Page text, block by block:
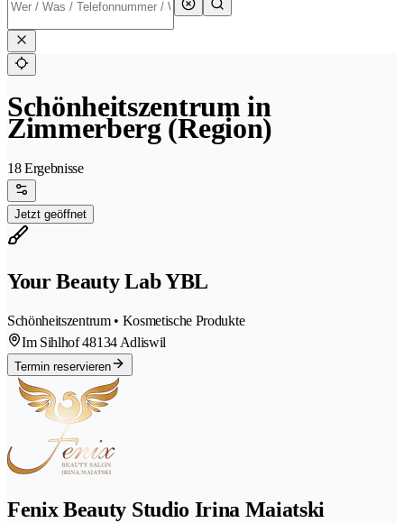
Schönheitszentrum in
Zimmerberg (Region)
18 Ergebnisse
Jetzt geöffnet
Your Beauty Lab YBL
Schönheitszentrum • Kosmetische Produkte
Im Sihlhof 48134 Adliswil
Termin reservieren
Fenix Beauty Studio Irina Maiatski